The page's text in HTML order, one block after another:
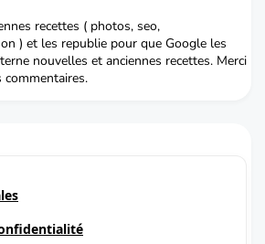
recettes ( photos, seo,
) et les republie pour que Google les
nouvelles et anciennes recettes. Merci